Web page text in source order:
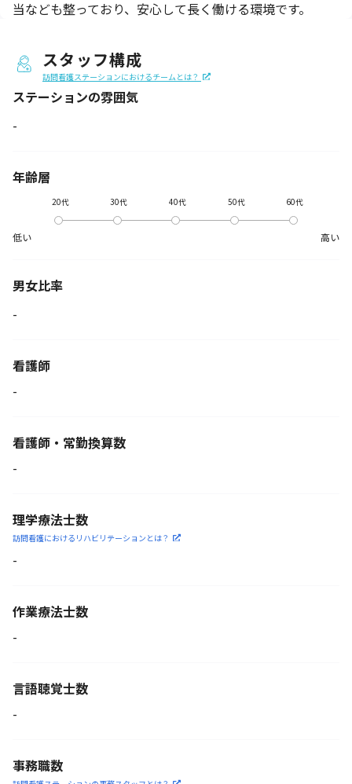
当なども整っており、安心して長く働ける環境です。
スタッフ構成
訪問看護ステーションにおけるチームとは？
ステーションの雰囲気
-
年齢層
低い
20代 30代 40代 50代 60代
高い
男女比率
-
看護師
-
看護師・常勤換算数
-
理学療法士数
訪問看護におけるリハビリ テーションとは？
-
作業療法士数
-
言語聴覚士数
-
事務職数